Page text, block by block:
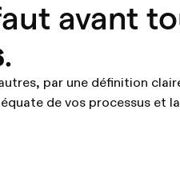
avant
.
par une définition
de vos processus et